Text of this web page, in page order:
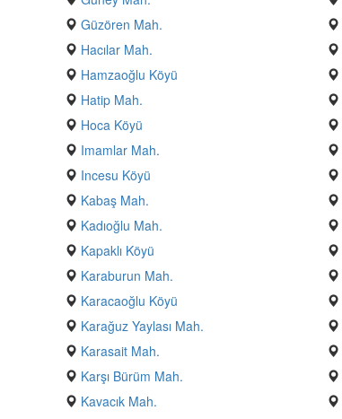
Güzören Mah.
Hacılar Mah.
Hamzaoğlu Köyü
Hatip Mah.
Hoca Köyü
Imamlar Mah.
Incesu Köyü
Kabaş Mah.
Kadıoğlu Mah.
Kapaklı Köyü
Karaburun Mah.
Karacaoğlu Köyü
Karağuz Yaylası Mah.
Karasait Mah.
Karşı Bürüm Mah.
Kavacık Mah.